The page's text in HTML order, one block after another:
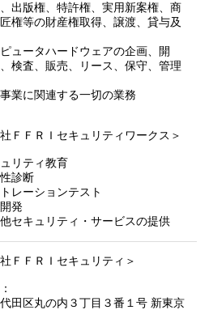
出版権、特許権、実用新案権、商
権等の財産権取得、譲渡、貸与及
ュータハードウェアの企画、開
検査、販売、リース、保守、管理
業に関連する一切の業務
ＦＦＲＩセキュリティワークス＞
リティ教育
診断
レーションテスト
発
セキュリティ・サービスの提供
ＦＦＲＩセキュリティ＞
田区丸の内３丁目３番１号 新東京